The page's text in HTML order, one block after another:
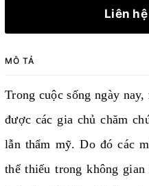
Liên
MÔ TẢ
Trong cuộc sống ngày
được các gia chủ chăm
lẫn thẩm mỹ. Do đó các
thể thiếu trong không